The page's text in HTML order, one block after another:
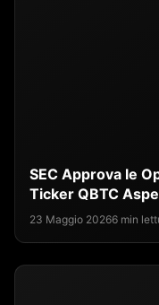
SEC Approva le
Ticker QBTC
23 Maggio 20266 min